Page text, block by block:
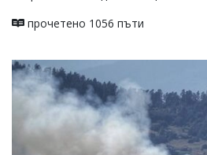
ни! прочетено 1056 пъти